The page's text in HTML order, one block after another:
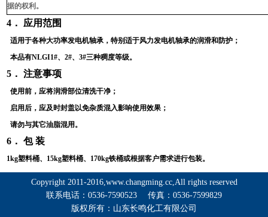
据的权利。
4 ． 应用范围
适用于各种大功率发电机轴承，特别适于风力发电机轴承的润滑和防护；
本品有NLGI1#、2#、3#三种稠度等级。
5 ． 注意事项
使用前，应将润滑部位清洗干净；
启用后，应及时封盖以免杂质混入影响使用效果；
请勿与其它油脂混用。
6 ． 包 装
1kg塑料桶、 15kg塑料桶、 170kg铁桶或根据客户需求进行包装。
Copyright 2011-2016,www.changming.cc,All rights reserved
联系电话：0536-7590523 传真：0536-7599829
版权所有：山东长鸣化工有限公司